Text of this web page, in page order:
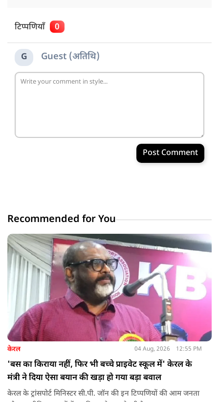
टिप्पणियाँ 0
G Guest (अतिथि)
Post Comment
Recommended for You
केरल 04 Aug, 2026 12:55 PM
'बस का किराया नहीं, फिर भी बच्चे प्राइवेट स्कूल में' केरल के
मंत्री ने दिया ऐसा बयान की खड़ा हो गया बड़ा बवाल
केरल के ट्रांसपोर्ट मिनिस्टर सी.पी. जॉन की इन टिप्पणियों की आम जनता